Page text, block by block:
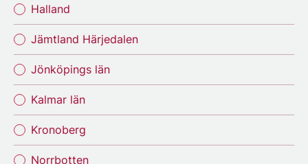
Halland
Jämtland Härjedalen
Jönköpings län
Kalmar län
Kronoberg
Norrbotten